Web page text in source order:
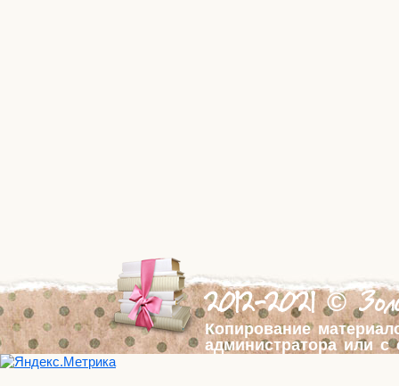
2012-2021 ©
Копирование
администратора или с